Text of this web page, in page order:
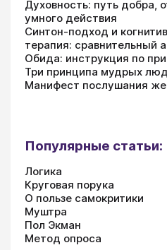
Духовность: путь добра,
умного действия
Синтон-подход и
терапия: сравнительный
Обида: инструкция по
Три принципа мудрых
Манифест послушания
Популярные статьи:
Логика
Круговая порука
О пользе самокритики
Муштра
Пол Экман
Метод опроса